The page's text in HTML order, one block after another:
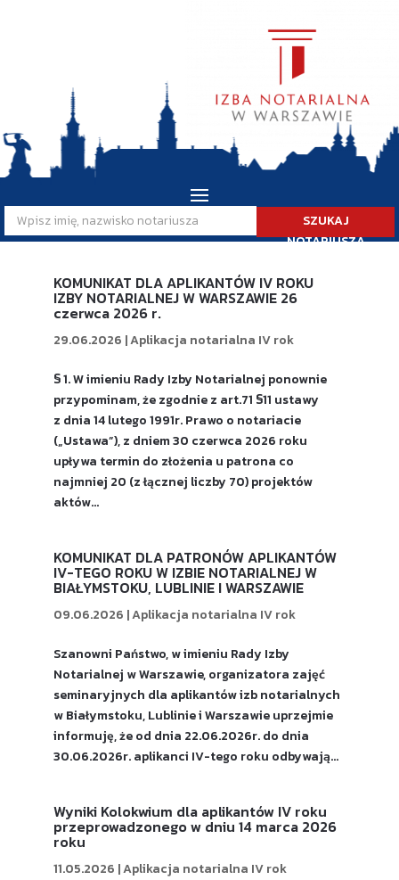
SZUKAJ
NOTARIUSZA
KOMUNIKAT DLA APLIKANTÓW IV ROKU
IZBY NOTARIALNEJ W WARSZAWIE 26
czerwca 2026 r.
29.06.2026 |Aplikacja notarialna IV rok
§ 1. W imieniu Rady Izby Notarialnej ponownie
przypominam, że zgodnie z art.71 §11 ustawy
z dnia 14 lutego 1991r. Prawo o notariacie
(„Ustawa”), z dniem 30 czerwca 2026 roku
upływa termin do złożenia u patrona co
najmniej 20 (z łącznej liczby 70) projektów
aktów...
KOMUNIKAT DLA PATRONÓW APLIKANTÓW
IV-TEGO ROKU W IZBIE NOTARIALNEJ W
BIAŁYMSTOKU, LUBLINIE I WARSZAWIE
09.06.2026 |Aplikacja notarialna IV rok
Szanowni Państwo, w imieniu Rady Izby
Notarialnej w Warszawie, organizatora zajęć
seminaryjnych dla aplikantów izb notarialnych
w Białymstoku, Lublinie i Warszawie uprzejmie
informuję, że od dnia 22.06.2026r. do dnia
30.06.2026r. aplikanci IV-tego roku odbywają...
Wyniki Kolokwium dla aplikantów IV roku
przeprowadzonego w dniu 14 marca 2026
roku
11.05.2026 |Aplikacja notarialna IV rok